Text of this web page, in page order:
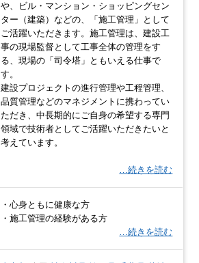
や、ビル・マンション・ショッピングセン
ター（建築）などの、「施工管理」として
ご活躍いただきます。施工管理は、建設工
事の現場監督として工事全体の管理をす
る、現場の「司令塔」ともいえる仕事で
す。
建設プロジェクトの進行管理や工程管理、
品質管理などのマネジメントに携わってい
ただき、中長期的にご自身の希望する専門
領域で技術者としてご活躍いただきたいと
考えています。
…続きを読む
・心身ともに健康な方
・施工管理の経験がある方
…続きを読む